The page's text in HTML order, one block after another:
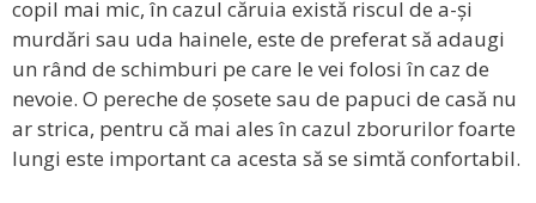
copil mai mic, în cazul căruia există riscul de a-și
murdări sau uda hainele, este de preferat să adaugi
un rând de schimburi pe care le vei folosi în caz de
nevoie. O pereche de șosete sau de papuci de casă nu
ar strica, pentru că mai ales în cazul zborurilor foarte
lungi este important ca acesta să se simtă confortabil.